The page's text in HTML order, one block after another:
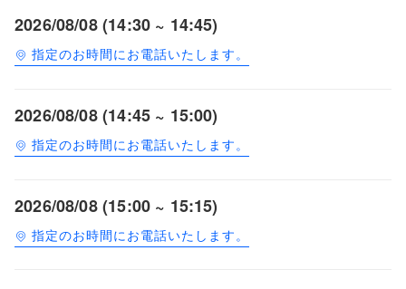
2026/08/08 (14:30 ~ 14:45)
指定のお時間にお電話いたします。
2026/08/08 (14:45 ~ 15:00)
指定のお時間にお電話いたします。
2026/08/08 (15:00 ~ 15:15)
指定のお時間にお電話いたします。